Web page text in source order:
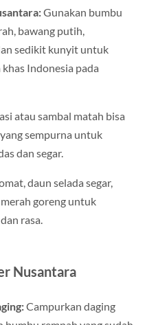
Gunakan bumbu
bawang putih,
sedikit kunyit untuk
Indonesia pada
atau sambal matah bisa
sempurna untuk
dan segar.
daun selada segar,
goreng untuk
rasa.
Nusantara
Campurkan daging